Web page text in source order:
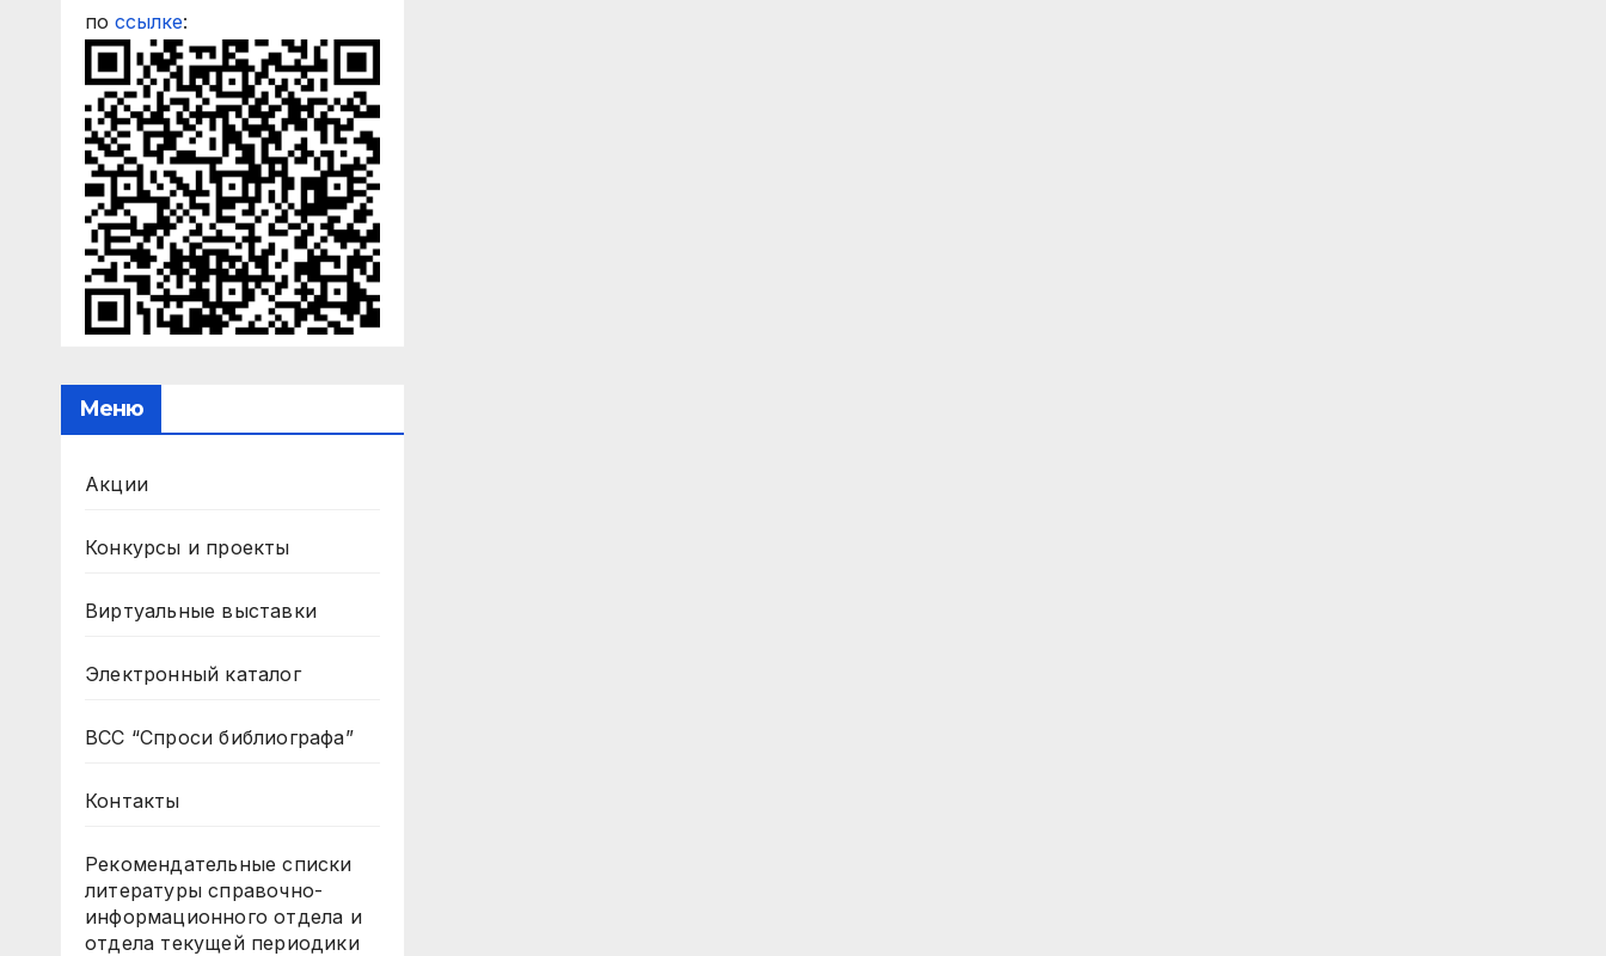
по ссылке:
Меню
Акции
Конкурсы и проекты
Виртуальные выставки
Электронный каталог
ВСС “Спроси библиографа”
Контакты
Рекомендательные списки
литературы справочно-
информационного отдела и
отдела текущей периодики